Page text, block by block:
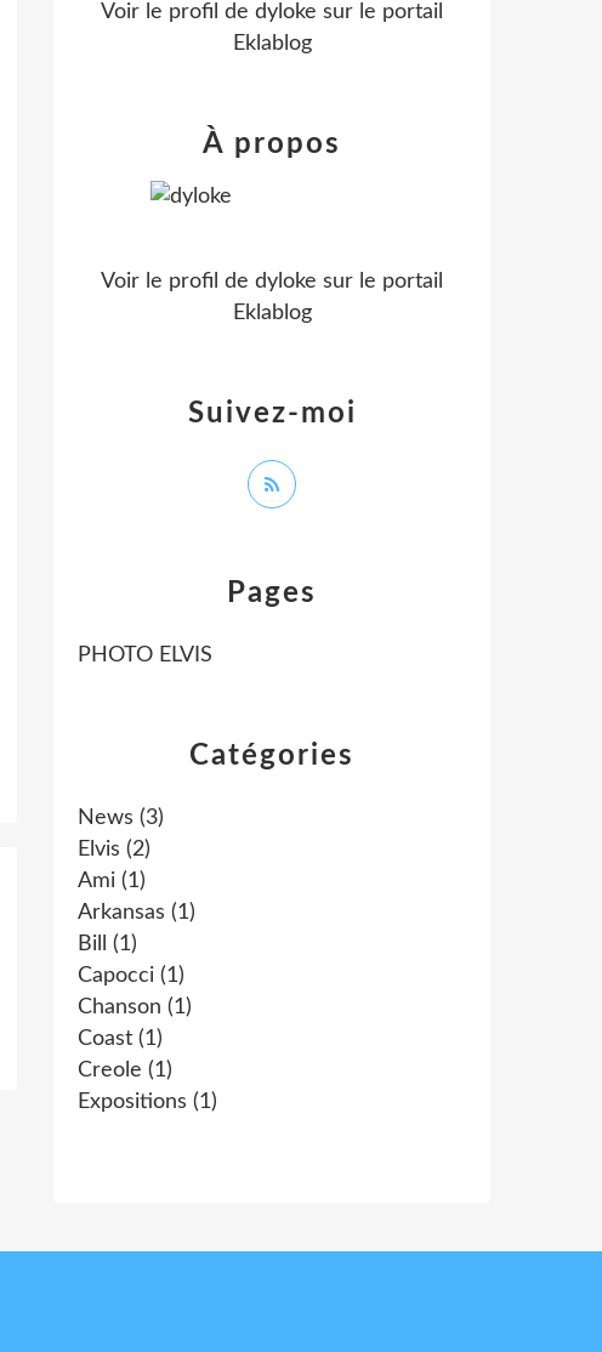
Catégories
News (3)
Elvis (2)
Ami (1)
Arkansas (1)
Bill
(1)
Capocci (1)
Chanson (1)
Coast (1)
Creole (1)
Expositions (1)
Pages
PHOTO ELVIS
Voir le profil de dyloke sur le portail
Eklablog
Suivez-moi
À propos
Voir le profil de dyloke sur le portail
Eklablog